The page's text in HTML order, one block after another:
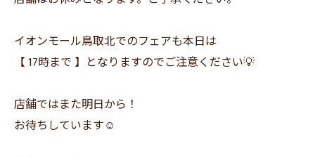
イオンモール鳥取北でのフェアも本日は
【 17時まで 】となりますのでご注意ください💡
店舗ではまた明日から！
お待ちしています☺️